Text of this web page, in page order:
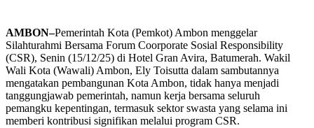
AMBON–Pemerintah Kota (Pemkot) Ambon menggelar
Silahturahmi Bersama Forum Coorporate Sosial Responsibility
(CSR), Senin (15/12/25) di Hotel Gran Avira, Batumerah. Wakil
Wali Kota (Wawali) Ambon, Ely Toisutta dalam sambutannya
mengatakan pembangunan Kota Ambon, tidak hanya menjadi
tanggungjawab pemerintah, namun kerja bersama seluruh
pemangku kepentingan, termasuk sektor swasta yang selama ini
memberi kontribusi signifikan melalui program CSR.